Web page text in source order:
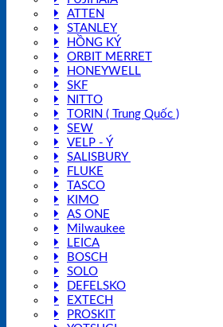
ATTEN
STANLEY
HỒNG KÝ
ORBIT MERRET
HONEYWELL
SKF
NITTO
TORIN ( Trung Quốc )
SEW
VELP - Ý
SALISBURY
FLUKE
TASCO
KIMO
AS ONE
Milwaukee
LEICA
BOSCH
SOLO
DEFELSKO
EXTECH
PROSKIT